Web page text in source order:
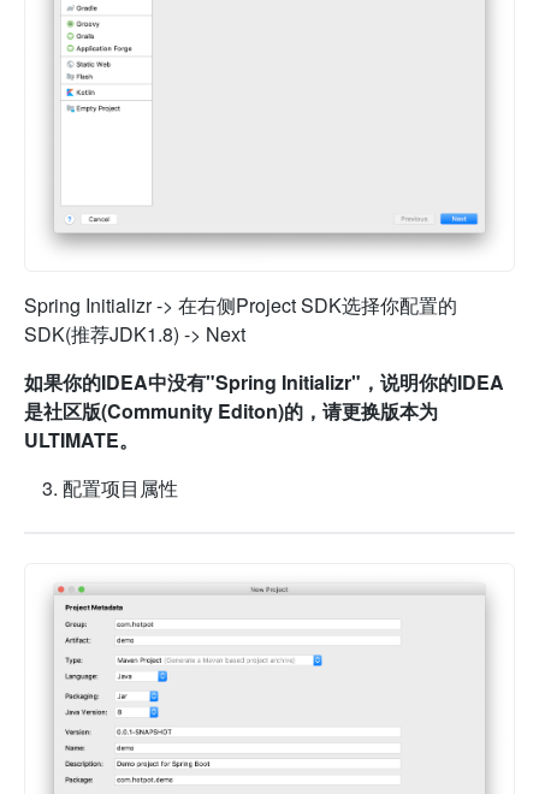
Spring Initializr -> 在右侧Project SDK选择你配置的
SDK(推荐JDK1.8) -> Next
如果你的IDEA中没有"Spring Initializr"，说明你的IDEA
是社区版(Community Editon)的，请更换版本为
ULTIMATE。
配置项目属性